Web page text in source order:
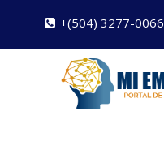
+(504) 3277-0066